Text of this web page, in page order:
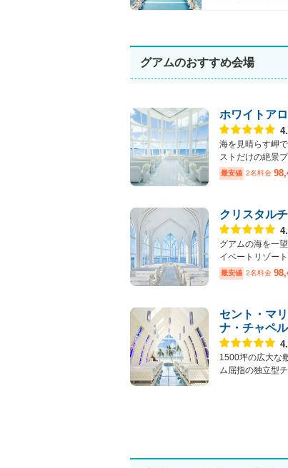
グアムのおすすめ会場
ホワイトア
海を見晴らす岬
ストだけの絶景
最安値 2名料金
クリスタル
グアムの海を一
イベートリゾー
最安値 2名料金
セント・マ
ナ・チャペル
1500坪の広大な
ム屈指の独立型